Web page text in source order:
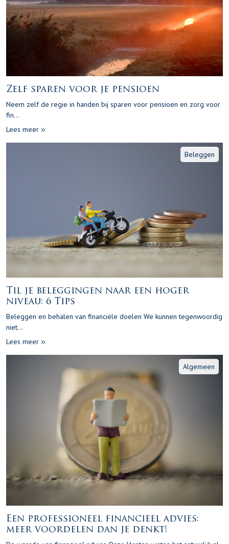
Zelf sparen voor je pensioen
Neem zelf de regie in handen bij sparen voor pensioen en zorg voor
fin...
Lees meer
Beleggen
Til je beleggingen naar een hoger
niveau: 6 Tips
Beleggen en behalen van financiële doelen We kunnen tegenwoordig
niet...
Lees meer
Algemeen
Een professioneel financieel advies:
meer voordelen dan je denkt!